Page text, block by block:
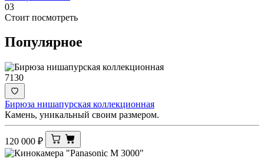
03
Стоит посмотреть
Популярное
7130
Бирюза нишапурская коллекционная
Камень, уникальный своим размером.
120 000 ₽